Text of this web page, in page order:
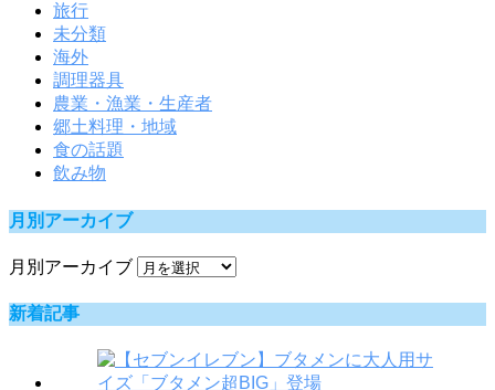
旅行
未分類
海外
調理器具
農業・漁業・生産者
郷土料理・地域
食の話題
飲み物
月別アーカイブ
月別アーカイブ
新着記事